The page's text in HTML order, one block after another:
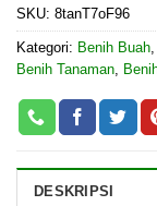
SKU: 8tanT7oF96
Kategori: Benih Buah
Benih Tanaman
DESKRIPSI